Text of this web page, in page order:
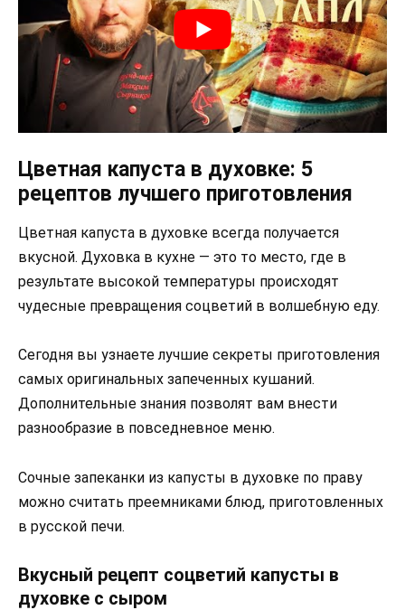
Цветная капуста в духовке: 5
рецептов лучшего приготовления
Цветная капуста в духовке всегда получается
вкусной. Духовка в кухне — это то место, где в
результате высокой температуры происходят
чудесные превращения соцветий в волшебную еду.
Сегодня вы узнаете лучшие секреты приготовления
самых оригинальных запеченных кушаний.
Дополнительные знания позволят вам внести
разнообразие в повседневное меню.
Сочные запеканки из капусты в духовке по праву
можно считать преемниками блюд, приготовленных
в русской печи.
Вкусный рецепт соцветий капусты в
духовке с сыром